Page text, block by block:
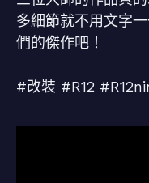
多細節就不用文字
們的傑作吧！
#改裝 #R12